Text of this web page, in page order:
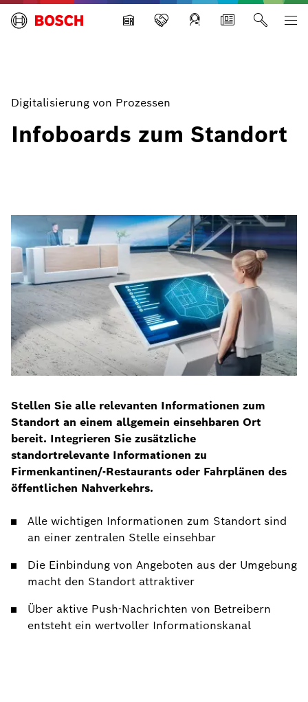
Building Technologies
Digitalisierung von Prozessen
Infoboards zum Standort
Stellen Sie alle relevanten Informationen zum
Standort an einem allgemein einsehbaren Ort
bereit. Integrieren Sie zusätzliche
standortrelevante Informationen zu
Firmenkantinen/-Restaurants oder Fahrplänen des
öffentlichen Nahverkehrs.
Alle wichtigen Informationen zum Standort sind
an einer zentralen Stelle einsehbar
Die Einbindung von Angeboten aus der Umgebung
macht den Standort attraktiver
Über aktive Push-Nachrichten von Betreibern
entsteht ein wertvoller Informationskanal